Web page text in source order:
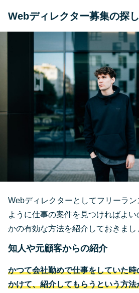
Webディレクター募集の探
Webディレクターとしてフリーラ
ように仕事の案件を見つければよ
かの有効な方法を紹介しておきまし
知人や元顧客からの紹介
かつて会社勤めで仕事をしていた
かけて、紹介してもらうという方法